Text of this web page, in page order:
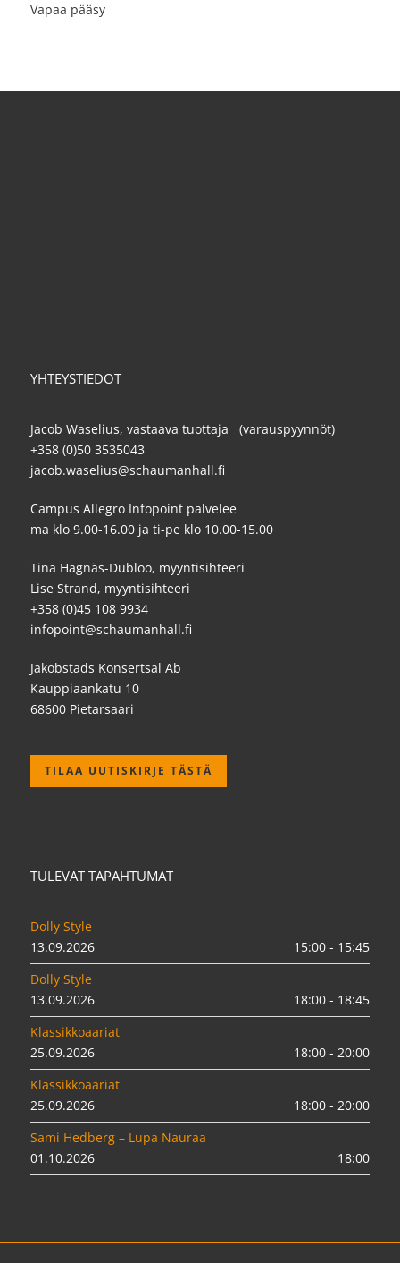
Vapaa pääsy
YHTEYSTIEDOT
Jacob Waselius, vastaava tuottaja (varauspyynnöt)
+358 (0)50 3535043
jacob.waselius@schaumanhall.fi
Campus Allegro Infopoint palvelee
ma klo 9.00-16.00 ja ti-pe klo 10.00-15.00
Tina Hagnäs-Dubloo, myyntisihteeri
Lise Strand, myyntisihteeri
+358 (0)45 108 9934
infopoint@schaumanhall.fi
Jakobstads Konsertsal Ab
Kauppiaankatu 10
68600 Pietarsaari
TILAA UUTISKIRJE TÄSTÄ
TULEVAT TAPAHTUMAT
Dolly Style
13.09.2026
15:00 - 15:45
Dolly Style
13.09.2026
18:00 - 18:45
Klassikkoaariat
25.09.2026
18:00 - 20:00
Klassikkoaariat
25.09.2026
18:00 - 20:00
Sami Hedberg – Lupa Nauraa
01.10.2026
18:00